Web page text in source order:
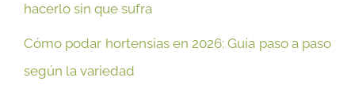
hacerlo sin que sufra
Cómo podar hortensias en 2026: Guía paso a paso
según la variedad